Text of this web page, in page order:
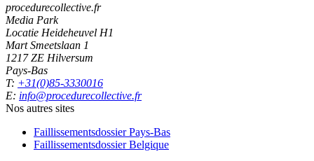
procedurecollective.fr
Media Park
Locatie Heideheuvel H1
Mart Smeetslaan 1
1217 ZE Hilversum
Pays-Bas
T: +31(0)85-3330016
E: info@procedurecollective.fr
Nos autres sites
Faillissementsdossier Pays-Bas
Faillissementsdossier Belgique